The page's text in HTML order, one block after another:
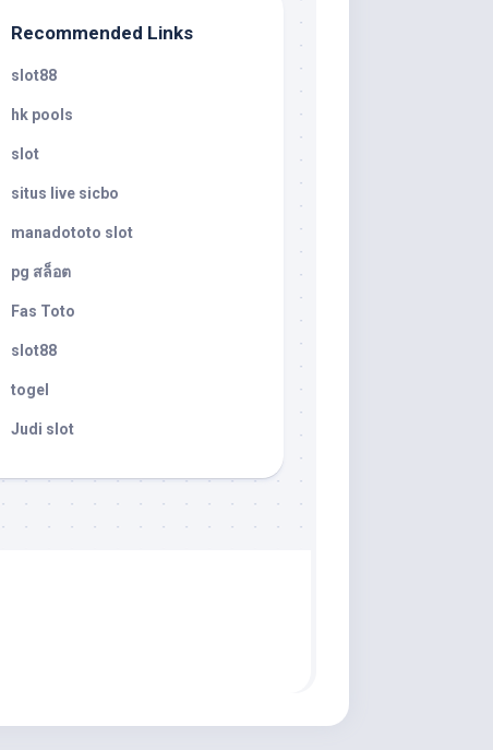
Recommended Links
slot88
hk pools
slot
situs live sicbo
manadototo slot
pg สล็อต
Fas Toto
slot88
togel
Judi slot